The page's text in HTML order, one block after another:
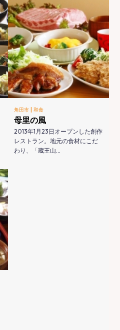
角田市 | 和食
母里の風
2013年1月23日オープンした創作
レストラン。地元の食材にこだ
わり、「蔵王山…